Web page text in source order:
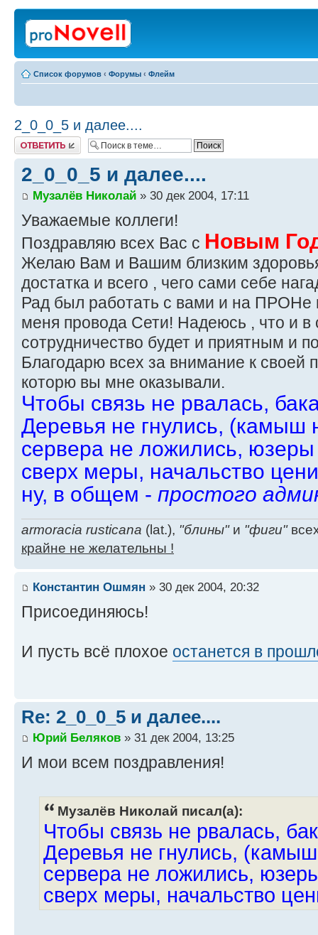
Список форумов ‹ Форумы ‹ Флейм
2_0_0_5 и далее....
Ответить
2_0_0_5 и далее....
Музалёв Николай » 30 дек 2004, 17:11
Уважаемые коллеги!
Поздравляю всех Вас с Новым
Желаю Вам и Вашим близким
достатка и всего , чего сами себе
Рад был работать с вами и на ПРОНе
меня провода Сети! Надеюсь , что и
сотрудничество будет и приятным и
Благодарю всех за внимание к своей
которю вы мне оказывали.
Чтобы связь не рвалась,
Деревья не гнулись, (камыш
сервера не ложились,
сверх меры, начальство
ну, в общем - простого
armoracia rusticana (lat.), "блины"и "фиги"
крайне не желательны !
Константин Ошмян » 30 дек 2004, 20:32
Присоединяюсь!
И пусть всё плохое останется в
Re: 2_0_0_5 и далее....
Юрий Беляков » 31 дек 2004, 13:25
И мои всем поздравления!
Музалёв Николай писал(а):
Чтобы связь не рвалась,
Деревья не гнулись,
сервера не ложились,
сверх меры, начальство